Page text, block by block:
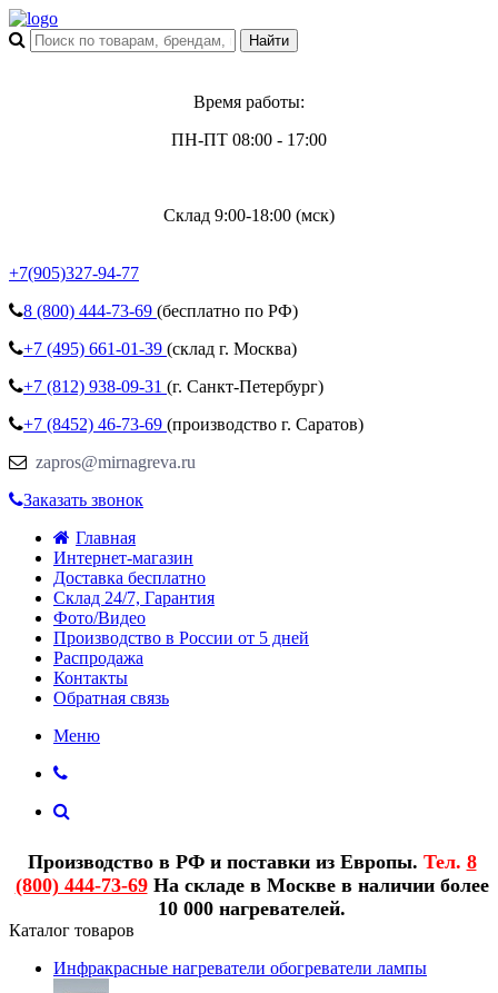
Время работы:
ПН-ПТ 08:00 - 17:00
Склад 9:00-18:00 (мск)
+7(905)327-94-77
8 (800) 444-73-69 (бесплатно по РФ)
+7 (495) 661-01-39 (склад г. Москва)
+7 (812) 938-09-31 (г. Санкт-Петербург)
+7 (8452) 46-73-69 (производство г. Саратов)
zapros@mirnagreva.ru
Заказать звонок
Главная
Интернет-магазин
Доставка бесплатно
Склад 24/7, Гарантия
Фото/Видео
Производство в России от 5 дней
Распродажа
Контакты
Обратная связь
Меню
Производство в РФ и поставки из Европы. Тел. 8
(800) 444-73-69На складе в Москве в наличии более
10 000 нагревателей.
Каталог товаров
Инфракрасные нагреватели обогреватели лампы